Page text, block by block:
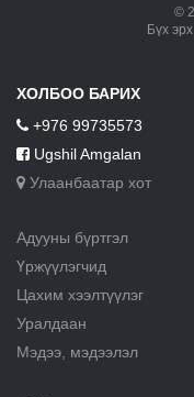
©
Бүх
ХОЛБОО БАРИХ
+976 99735573
Ugshil Amgalan
Улаанбаатар хот
Адууны бүртгэл
Үржүүлэгчид
Цахим хээлтүүлэг
Уралдаан
Мэдээ, мэдээлэл